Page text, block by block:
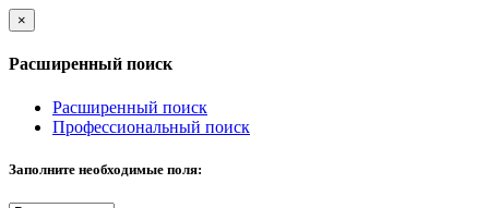
×
Расширенный поиск
Расширенный поиск
Профессиональный поиск
Заполните необходимые поля: